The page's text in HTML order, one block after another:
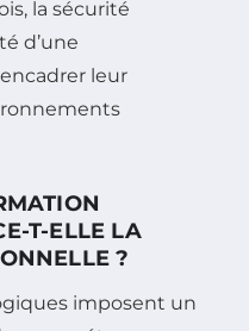
la sécurité
d’une
leur
T-ELLE LA
?
imposent un